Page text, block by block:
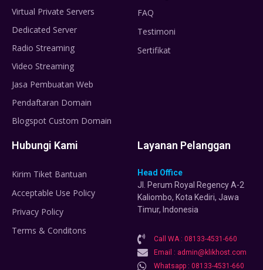
Virtual Private Servers
Dedicated Server
Radio Streaming
Video Streaming
Jasa Pembuatan Web
Pendaftaran Domain
Blogspot Custom Domain
FAQ
Testimoni
Sertifikat
Hubungi Kami
Kirim Tiket Bantuan
Acceptable Use Policy
Privacy Policy
Terms & Conditons
Layanan Pelanggan
Head Office
Jl. Perum Royal Regency A-2
Kaliombo, Kota Kediri, Jawa
Timur, Indonesia
Call WA : 08133-4531-660
Email : admin@klikhost.com
Whatsapp : 08133-4531-660